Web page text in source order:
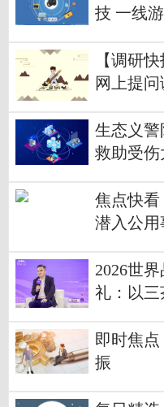
技 一线
【调研
网上提
生态义
救助受伤
焦点快看
潜入公用
2026世
礼：以
即时焦
振